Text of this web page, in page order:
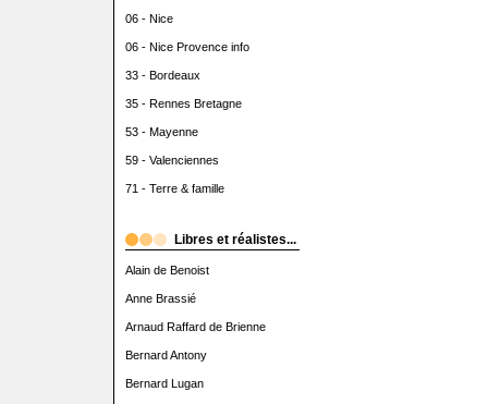
06 - Nice
06 - Nice Provence info
33 - Bordeaux
35 - Rennes Bretagne
53 - Mayenne
59 - Valenciennes
71 - Terre & famille
Libres et réalistes...
Alain de Benoist
Anne Brassié
Arnaud Raffard de Brienne
Bernard Antony
Bernard Lugan